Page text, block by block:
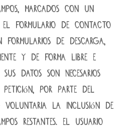
marcados con un
el formulario de contacto
formularios de descarga,
y de forma libre e
datos son necesarios
petición, por parte del
voluntaria la inclusión de
restantes. El USUARIO